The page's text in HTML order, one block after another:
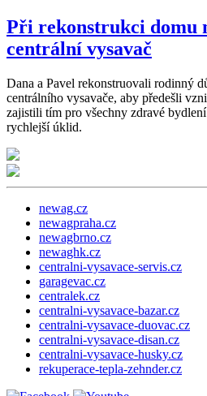
Při rekonstrukci domu
centrální vysavač
Dana a Pavel rekonstruovali rodinný
centrálního vysavače, aby předešli
zajistili tím pro všechny zdravé bydlení
rychlejší úklid.
newag.cz
newagpraha.cz
newagbrno.cz
newaghk.cz
centralni-vysavace-servis.cz
garagevac.cz
centralek.cz
centralni-vysavace-bazar.cz
centralni-vysavace-duovac.cz
centralni-vysavace-disan.cz
centralni-vysavace-husky.cz
rekuperace-tepla-zehnder.cz